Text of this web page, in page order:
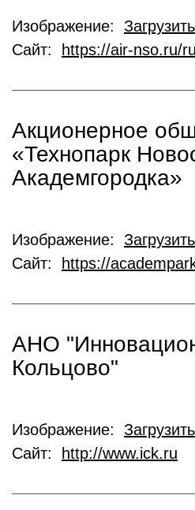
Изображение: Загрузить
Сайт:
https://air-nso.ru/
Акционерное
«Технопарк
Академгородка»
Изображение: Загрузить
Сайт:
https://
АНО
Кольцово"
Изображение: Загрузить
Сайт:
http://www.ick.ru